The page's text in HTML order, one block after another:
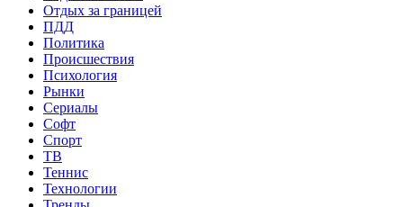
Отдых за границей
ПДД
Политика
Происшествия
Психология
Рынки
Сериалы
Софт
Спорт
ТВ
Теннис
Технологии